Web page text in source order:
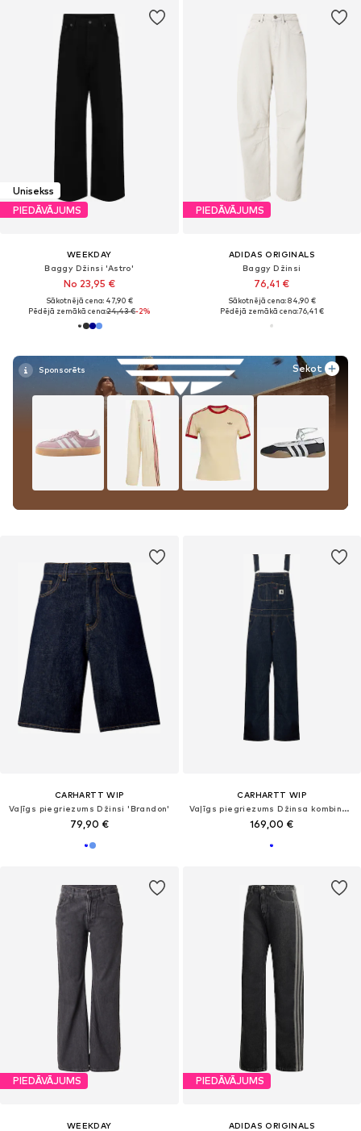
Unisekss
PIEDĀVĀJUMS
WEEKDAY
Baggy Džinsi 'Astro'
No 23,95 €
Sākotnējā cena: 47,90 €
Pēdējā zemākā cena:24,43 €-2%
Sekot
PIEDĀVĀJUMS
ADIDAS ORIGINALS
Baggy Džinsi
76,41 €
Sākotnējā cena: 84,90 €
Pēdējā zemākā cena:76,41 €
CARHARTT WIP
Vaļīgs piegriezums Džinsi 'Brandon'
79,90 €
CARHARTT WIP
Vaļīgs piegriezums Džinsa kombinezons
169,00 €
PIEDĀVĀJUMS
WEEKDAY
PIEDĀVĀJUMS
ADIDAS ORIGINALS